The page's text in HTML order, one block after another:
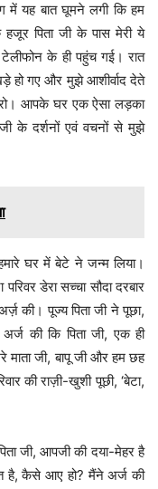
में यह बात घूमने लगी कि हम
पिता जी के पास मेरी ये
टेलीफोन के ही पहुंच गई। रात
हो गए और मुझे आशीर्वाद देते
आपके घर एक ऐसा लड़का
के दर्शनों एवं वचनों से मुझे
घर में बेटे ने जन्म लिया।
डेरा सच्चा सौदा दरबार
की। पूज्य पिता जी ने पूछा,
की कि पिता जी, एक ही
माता जी, बापू जी और हम छह
की राज़ी-खुशी पूछी, ‘बेटा,
जी, आपजी की दया-मेहर है
है, कैसे आए हो? मैंने अर्ज की